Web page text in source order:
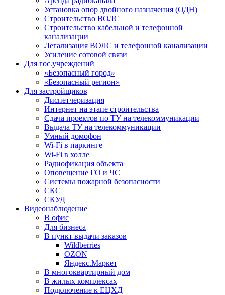
Установка опор двойного назначения (ОДН)
Строительство ВОЛС
Строительство кабельной и телефонной
канализации
Легализация ВОЛС и телефонной канализации
Усиление сотовой связи
Для гос.учреждений
«Безопасный город»
«Безопасный регион»
Для застройщиков
Диспетчеризация
Интернет на этапе строительства
Сдача проектов по ТУ на телекоммуникации
Выдача ТУ на телекоммуникации
Умный домофон
Wi-Fi в паркинге
Wi-Fi в холле
Радиофикация объекта
Оповещение ГО и ЧС
Системы пожарной безопасности
СКС
СКУД
Видеонаблюдение
В офис
Для бизнеса
В пункт выдачи заказов
Wildberries
OZON
Яндекс.Маркет
В многоквартирный дом
В жилых комплексах
Подключение к ЕЦХД